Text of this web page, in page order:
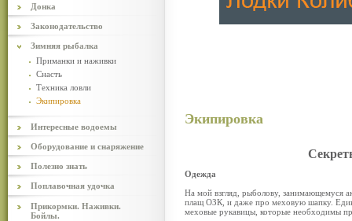
Донка
Законодательство
Зимняя рыбалка
Приманки и наживки
Снасть
Техника ловли
Экипировка
Интересные водоемы
Оборудование и снаряжение
Полезно знать
Поплавочная удочка
Прикормки. Наживки.
Бойлы.
Экипировка
Одежда
На мой взгляд, рыболову, занимающемуся
плащ ОЗК, и даже про меховую шапку.
меховые рукавицы, которые необходимы